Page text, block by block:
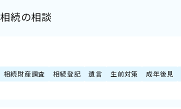
相続の相談
相続財産調査 相続登記 遺言 生前対策 成年後見